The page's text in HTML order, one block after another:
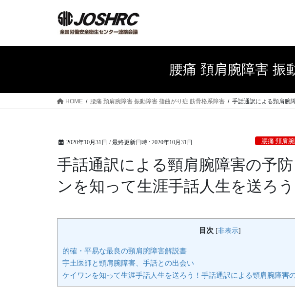
腰痛 頚肩腕障害 振
HOME 腰痛 頚肩腕障害 振動障害 指曲がり症 筋骨格系障害 手話通訳による頸肩腕
2020年10月31日 / 最終更新日時 : 2020年10月31日 腰痛 頚肩
手話通訳による頸肩腕障害の予
ンを知って生涯手話人生を送ろ
目次 [非表示]
的確・平易な最良の頸肩腕障害解説書
宇土医師と頸肩腕障害、手話との出会い
ケイワンを知って生涯手話人生を送ろう！手話通訳による頸肩腕障害